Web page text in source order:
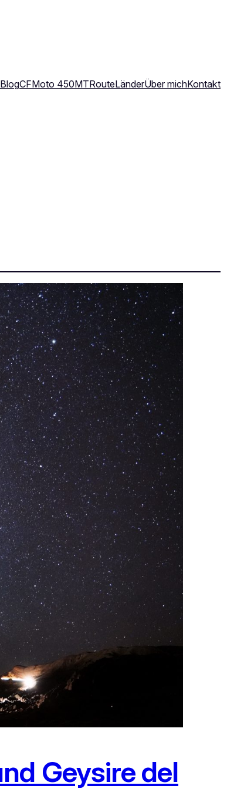
BlogCFMoto 450MTRouteLänderÜber michKontakt
Geysire del